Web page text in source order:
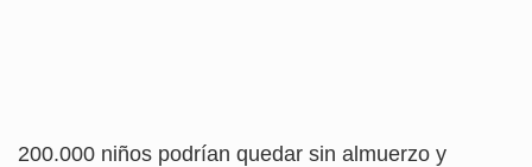
200.000 niños podrían quedar sin almuerzo y